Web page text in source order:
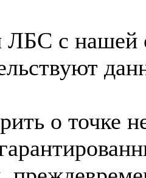
с нашей
о точке